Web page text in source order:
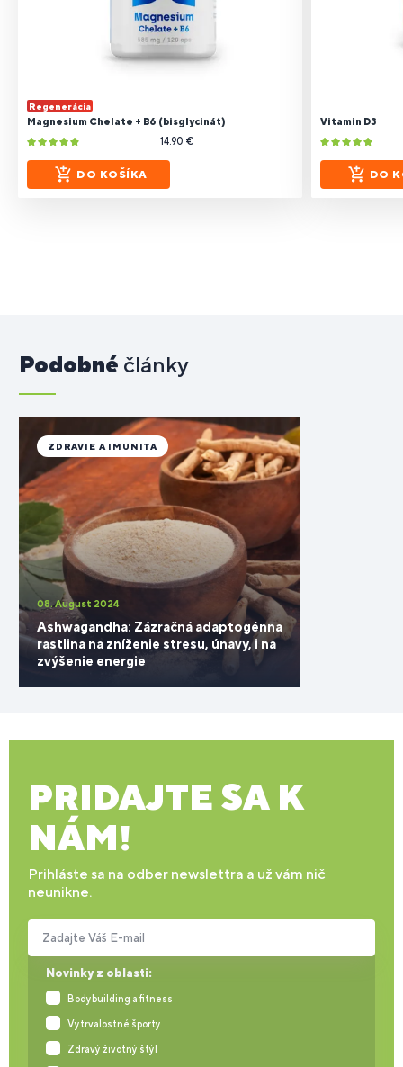
Regenerácia
Magnesium Chelate + B6 (bisglycinát)
14.90 €
DO KOŠÍKA
Vitamin D3
DO
Podobné články
08. August 2024
Ashwagandha: Zázračná adaptogénna
rastlina na zníženie stresu, únavy, i na
zvýšenie energie
ZDRAVIE A IMUNITA
PRIDAJTE SA K
NÁM!
Prihláste sa na odber newslettra a už vám nič
neunikne.
Novinky z oblasti:
Bodybuilding a fitness
Vytrvalostné športy
Zdravý životný štýl
Zadajte Váš E-mail